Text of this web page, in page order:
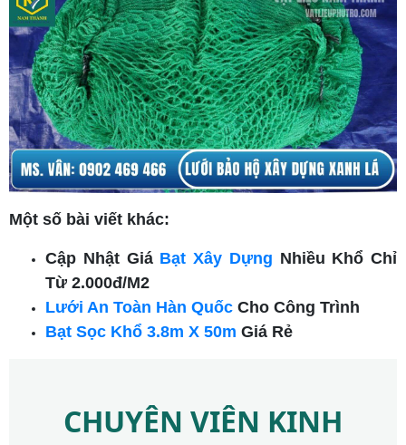
Một số bài viết khác:
Cập Nhật Giá Bạt Xây Dựng Nhiều Khổ Chỉ
Từ 2.000đ/M2
Lưới An Toàn Hàn Quốc Cho Công Trình
Bạt Sọc Khổ 3.8m X 50m Giá Rẻ
CHUYÊN VIÊN KINH